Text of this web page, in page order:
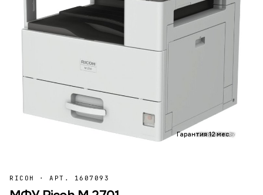
Гарантия 12 мес.
RICOH · АРТ. 1607093